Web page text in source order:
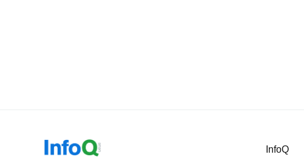
InfoQ